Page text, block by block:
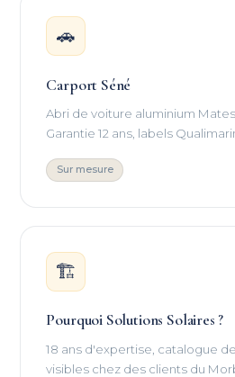
🚗
Carport Séné
Abri de voiture aluminium
Garantie 12 ans, labels
Sur mesure
🏗
Pourquoi Solutions Solaires ?
18 ans d'expertise, catalogue
visibles chez des clients du